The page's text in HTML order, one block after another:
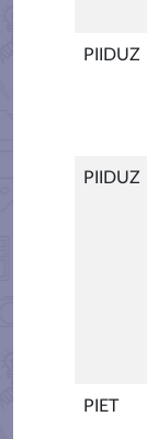
PIIDUZ
PIIDUZ
PIET